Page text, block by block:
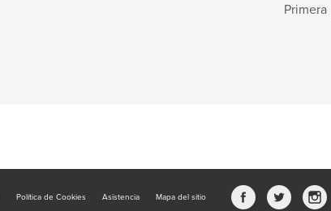
Primera
Política de Cookies Asistencia Mapa del sitio